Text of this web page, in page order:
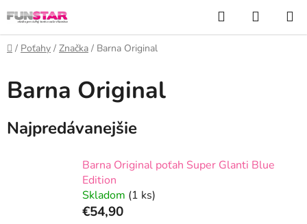
na
obsah
Hľadať
KOŠÍK
Domov
/ Poťahy / Značka / Barna Original
Barna Original
Najpredávanejšie
Barna Original poťah Super Glanti Blue
Edition
Skladom (1 ks)
€54,90